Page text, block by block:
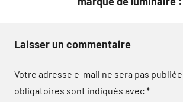
Laisser un commentaire
Votre adresse e-mail ne sera pas publiée.
obligatoires sont indiqués avec*